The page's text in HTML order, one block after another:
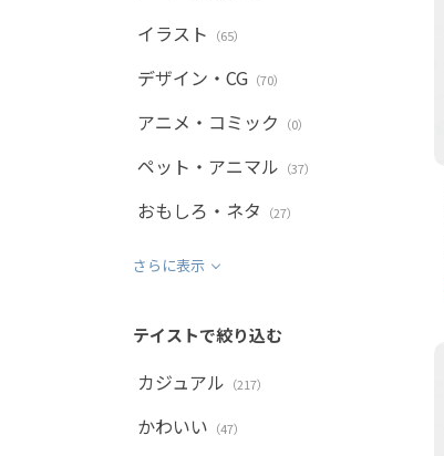
イラスト （65）
デザイン・CG （70）
アニメ・コミック （0）
ペット・アニマル （37）
おもしろ・ネタ （27）
さらに表示
テイストで絞り込む
カジュアル （217）
かわいい （47）